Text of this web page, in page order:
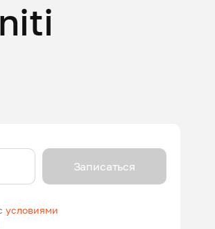
условиями
Записаться